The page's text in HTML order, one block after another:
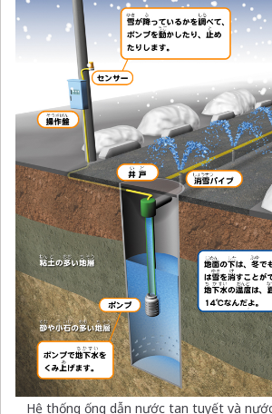
Hệ thống ống dẫn nước tan tuyết và